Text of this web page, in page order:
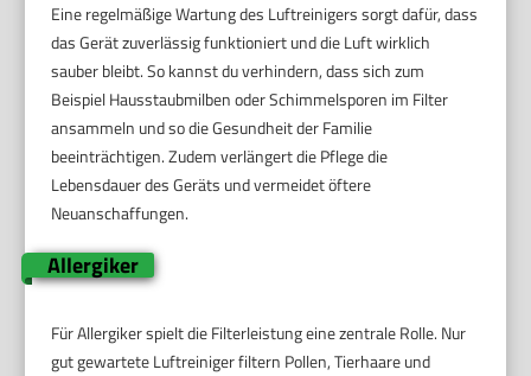
Eine regelmäßige Wartung des Luftreinigers sorgt dafür, dass
das Gerät zuverlässig funktioniert und die Luft wirklich
sauber bleibt. So kannst du verhindern, dass sich zum
Beispiel Hausstaubmilben oder Schimmelsporen im Filter
ansammeln und so die Gesundheit der Familie
beeinträchtigen. Zudem verlängert die Pflege die
Lebensdauer des Geräts und vermeidet öftere
Neuanschaffungen.
Allergiker
Für Allergiker spielt die Filterleistung eine zentrale Rolle. Nur
gut gewartete Luftreiniger filtern Pollen, Tierhaare und